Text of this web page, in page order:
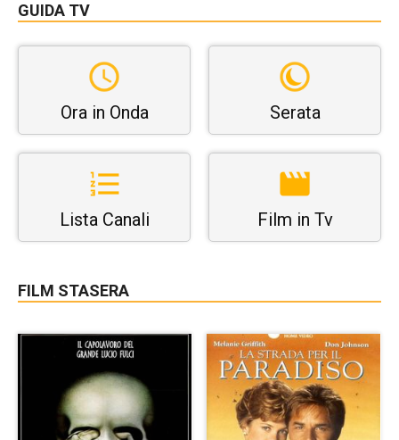
GUIDA TV
Ora in Onda Serata
Lista Canali Film in Tv
FILM STASERA